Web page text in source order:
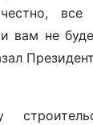
все
и вам не